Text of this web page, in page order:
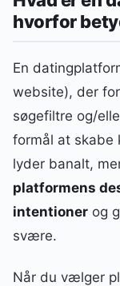
hvorfor
En
website), der
søgefiltre og/
formål at skabe
lyder banalt,
platformens
intentioner og
svære.
Når du vælger